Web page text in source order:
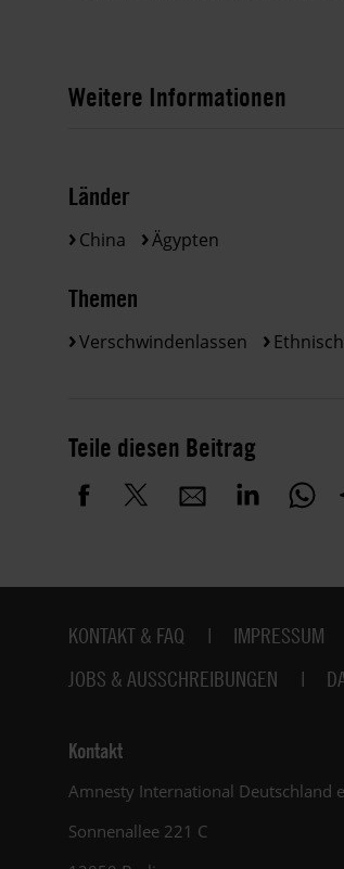
Weitere Informationen
Länder
China Ägypten
Themen
Verschwindenlassen
Teile diesen Beitrag
Fußbereich
KONTAKT & FAQ IMPRESSUM
JOBS & AUSSCHREIBUNGEN
Kontakt
Amnesty International Deutschland
Sonnenallee 221 C